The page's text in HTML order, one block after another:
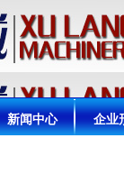
新闻中心 企业